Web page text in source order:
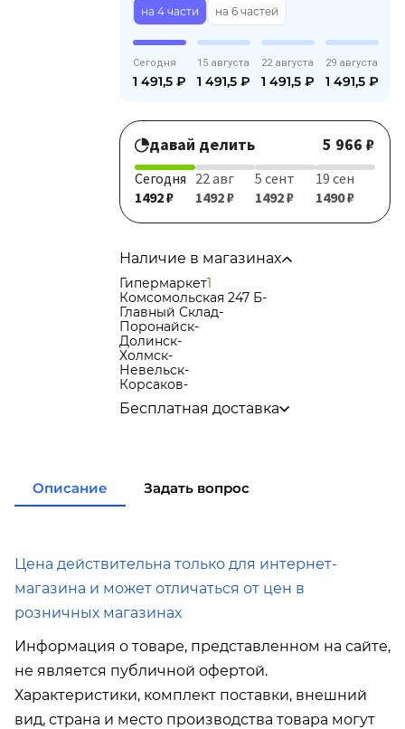
на 4 части на 6 частей
Сегодня
1 491,5 ₽
15 августа
1 491,5 ₽
22 августа
1 491,5 ₽
29 августа
1 491,5 ₽
давай делить 5 966 ₽
Сегодня
1492 ₽
22 авг
1492 ₽
5 сент
1492 ₽
19 сен
1490 ₽
Наличие в магазинах
Гипермаркет1
Комсомольская 247 Б-
Главный Склад-
Поронайск-
Долинск-
Холмск-
Невельск-
Корсаков-
Бесплатная доставка
от 35 000р
в город Поронайск при покупке
Описание Задать вопрос
Цена действительна только для интернет-
магазина и может отличаться от цен в
розничных магазинах
Информация о товаре, представленном на сайте,
не является публичной офертой.
Характеристики, комплект поставки, внешний
вид, страна и место производства товара могут